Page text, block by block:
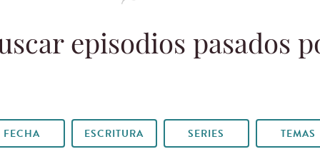
episodios pasados
FECHA ESCRITURA SERIES TEMAS